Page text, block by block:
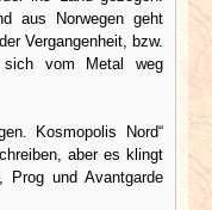
aus Norwegen geht
Vergangenheit, bzw.
vom Metal weg
Kosmopolis Nord“
aber es klingt
Prog und Avantgarde